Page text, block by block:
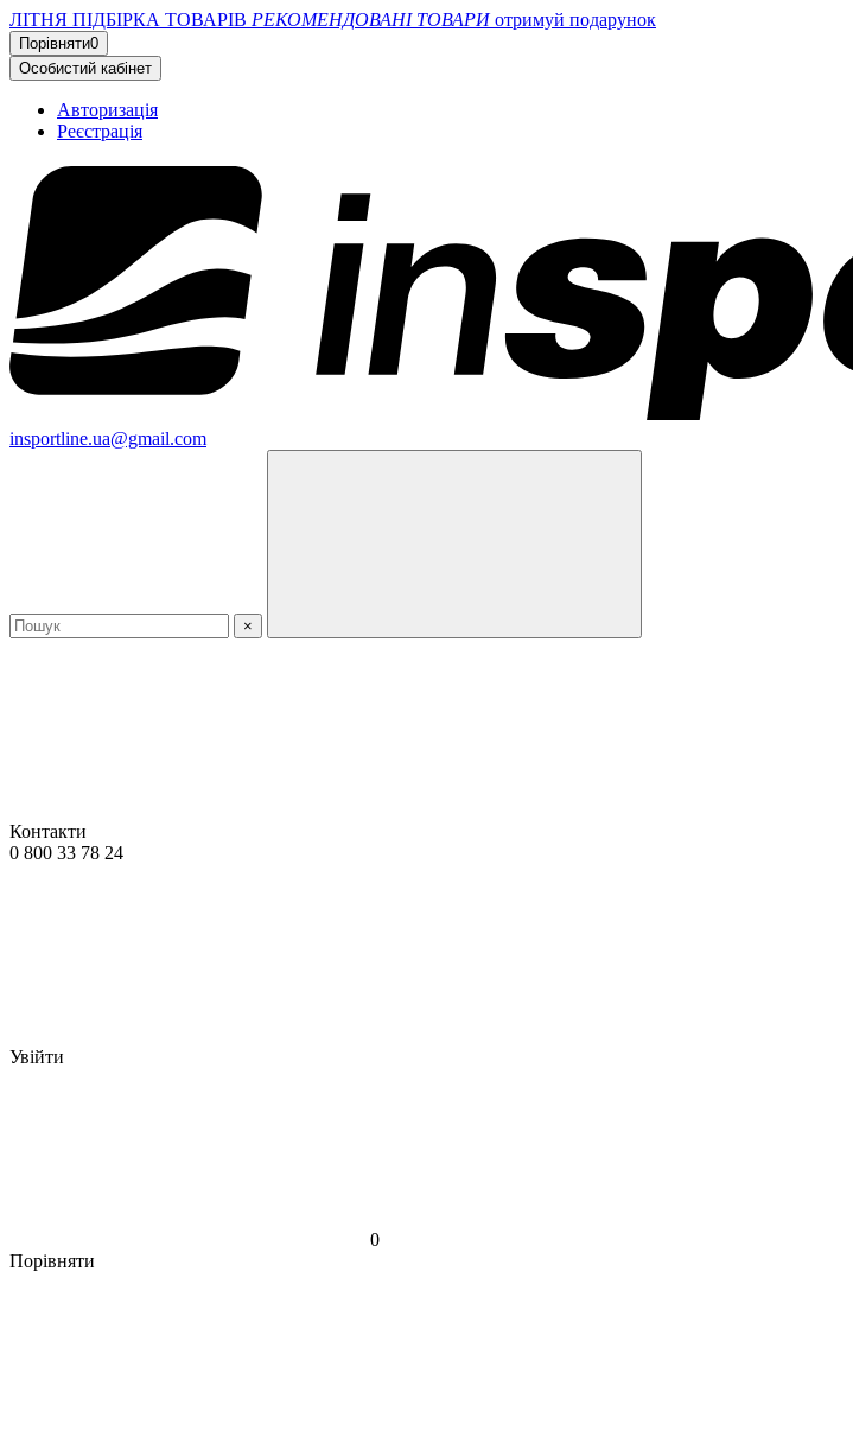
ЛІТНЯ ПІДБІРКА ТОВАРІВ РЕКОМЕНДОВАНІ ТОВАРИ отримуй подарунок
Порівняти0
Особистий кабінет
Авторизація
Реєстрація
insportline.ua@gmail.com
×
Контакти
0 800 33 78 24
Увійти
0
Порівняти